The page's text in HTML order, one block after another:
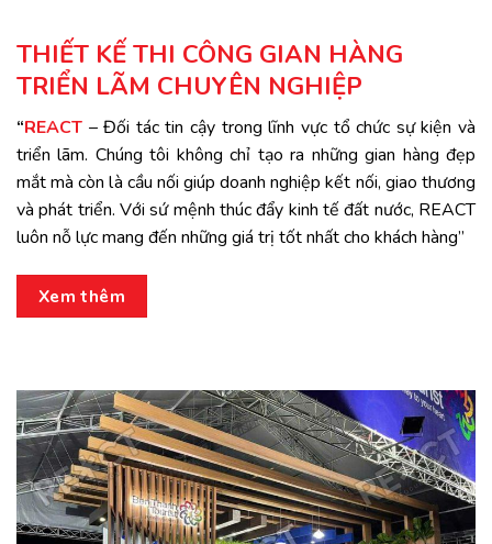
THIẾT KẾ THI CÔNG GIAN HÀNG
TRIỂN LÃM CHUYÊN NGHIỆP
“REACT – Đối tác tin cậy trong lĩnh vực tổ chức sự kiện và
triển lãm. Chúng tôi không chỉ tạo ra những gian hàng đẹp
mắt mà còn là cầu nối giúp doanh nghiệp kết nối, giao thương
và phát triển. Với sứ mệnh thúc đẩy kinh tế đất nước, REACT
luôn nỗ lực mang đến những giá trị tốt nhất cho khách hàng”
Xem thêm